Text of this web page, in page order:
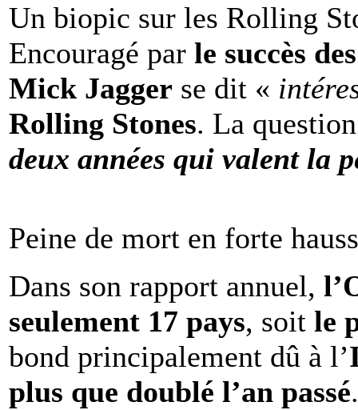
Un biopic sur les Rolling
Encouragé par le succès
Mick Jagger se dit «
Rolling Stones. La
deux années qui valent la
Peine de mort en forte
Dans son rapport annuel,
seulement 17 pays, soit le
bond principalement dû à l’
plus que doublé l’an passé.